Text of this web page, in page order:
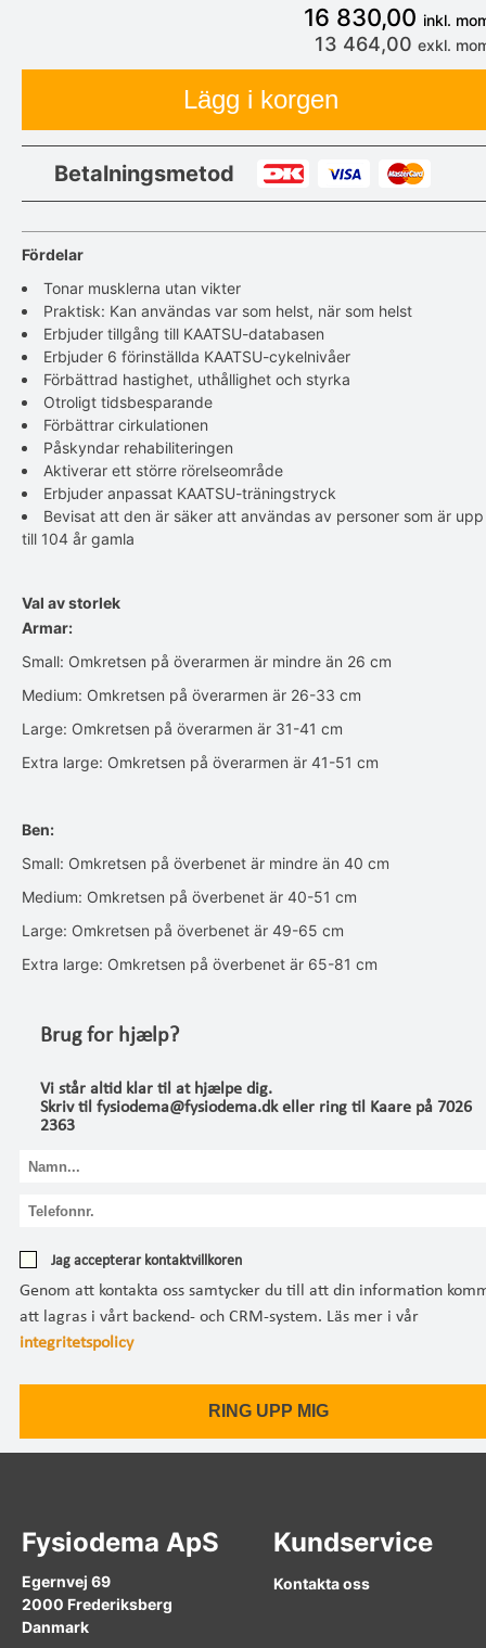
16 830,00 inkl.
13 464,00 exkl.
Lägg i korgen
Betalningsmetod
Fördelar
Tonar musklerna utan vikter
Praktisk: Kan användas var som helst, när som helst
Erbjuder tillgång till KAATSU-databasen
Erbjuder 6 förinställda KAATSU-cykelnivåer
Förbättrad hastighet, uthållighet och styrka
Otroligt tidsbesparande
Förbättrar cirkulationen
Påskyndar rehabiliteringen
Aktiverar ett större rörelseområde
Erbjuder anpassat KAATSU-träningstryck
Bevisat att den är säker att användas av personer som är upp
till 104 år gamla
Val av storlek
Armar:
Small: Omkretsen på överarmen är mindre än 26 cm
Medium: Omkretsen på överarmen är 26-33 cm
Large: Omkretsen på överarmen är 31-41 cm
Extra large: Omkretsen på överarmen är 41-51 cm
Ben:
Small: Omkretsen på överbenet är mindre än 40 cm
Medium: Omkretsen på överbenet är 40-51 cm
Large: Omkretsen på överbenet är 49-65 cm
Extra large: Omkretsen på överbenet är 65-81 cm
Brug for hjælp?
Vi står altid klar til at hjælpe dig.
Skriv til fysiodema@fysiodema.dk eller ring til Kaare på 7026
2363
Jag accepterar kontaktvillkoren
Genom att kontakta oss samtycker du till att din information
att lagras i vårt backend- och CRM-system. Läs mer i vår
integritetspolicy
Fysiodema ApS
Egernvej 69
2000 Frederiksberg
Danmark
Kundservice
Kontakta oss